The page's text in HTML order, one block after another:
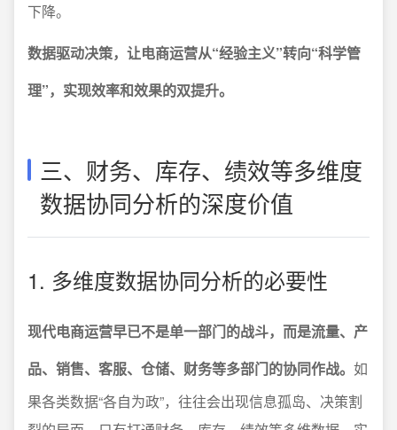
下降。
数据驱动决策，让电商运营从“经验主义”转向“科学管
理”，实现效率和效果的双提升。
三、财务、库存、绩效等多维度
数据协同分析的深度价值
1. 多维度数据协同分析的必要性
现代电商运营早已不是单一部门的战斗，而是流量、产
品、销售、客服、仓储、财务等多部门的协同作战。 如
果各类数据“各自为政”，往往会出现信息孤岛、决策割